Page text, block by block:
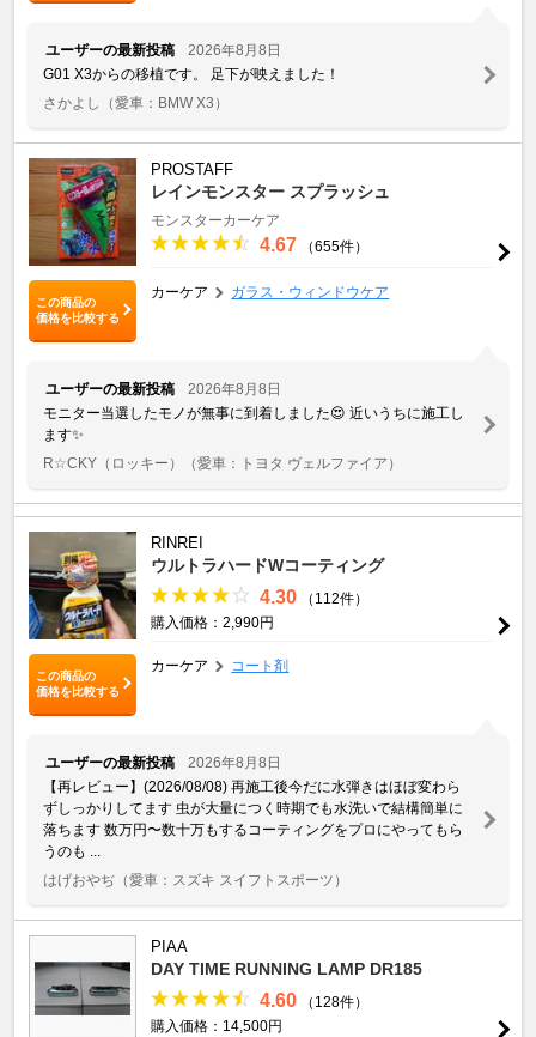
ユーザーの最新投稿
2026年8月8日
G01 X3からの移植です。 足下が映えました！
さかよし
（愛車：BMW X3）
この商品の
価格を比較する
PROSTAFF
レインモンスター スプラッシュ
モンスターカーケア
4.67 （655件）
カーケア ガラス・ウィンドウケア
ユーザーの最新投稿
2026年8月8日
モニター当選したモノが無事に到着しました😍 近いうちに施工し
ます✨
R☆CKY（ロッキー）
（愛車：トヨタ ヴェルファイア）
この商品の
価格を比較する
RINREI
ウルトラハードWコーティング
4.30
（112件）
購入価格：2,990円
カーケア コート剤
ユーザーの最新投稿
2026年8月8日
【再レビュー】(2026/08/08) 再施工後今だに水弾きはほぼ変わら
ずしっかりしてます 虫が大量につく時期でも水洗いで結構簡単に
落ちます 数万円〜数十万もするコーティングをプロにやってもら
うのも ...
はげおやぢ （愛車：スズキ スイフトスポーツ）
PIAA
DAY TIME RUNNING LAMP DR185
4.60
（128件）
購入価格：14,500円